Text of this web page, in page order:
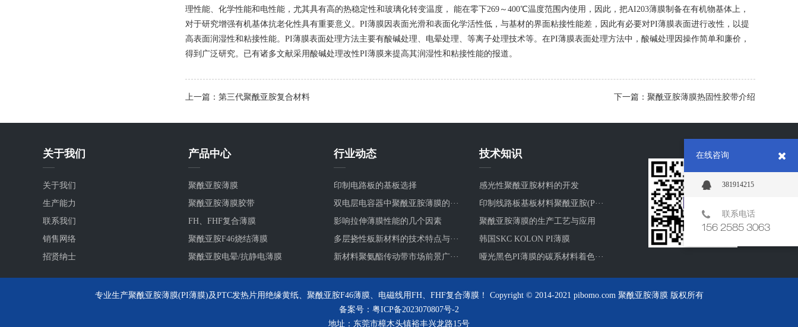
理性能、化学性能和电性能，尤其具有高的热稳定性和玻璃化转变温度， 能在零下269～400℃温度范围内使用，因此，把AI203薄膜制备在有机物基体上，
对于研究增强有机基体抗老化性具有重要意义。PI薄膜因表面光滑和表面化学活性低，与基材的界面粘接性能差，因此有必要对PI薄膜表面进行改性，以提
高表面润湿性和粘接性能。PI薄膜表面处理方法主要有酸碱处理、电晕处理、等离子处理技术等。在PI薄膜表面处理方法中，酸碱处理因操作简单和廉价，
得到广泛研究。已有诸多文献采用酸碱处理改性PI薄膜来提高其润湿性和粘接性能的报道。
上一篇：第三代聚酰亚胺复合材料 下一篇：聚酰亚胺薄膜热固性胶带介绍
关于我们
关于我们
生产能力
联系我们
销售网络
招贤纳士
产品中心
聚酰亚胺薄膜
聚酰亚胺薄膜胶带
FH、FHF复合薄膜
聚酰亚胺F46烧结薄膜
聚酰亚胺电晕/抗静电薄膜
行业动态
印制电路板的基板选择
双电层电容器中聚酰亚胺薄膜的···
影响拉伸薄膜性能的几个因素
多层挠性板新材料的技术特点与···
新材料聚氨酯传动带市场前景广···
技术知识
感光性聚酰亚胺材料的开发
印制线路板基板材料聚酰亚胺(P···
聚酰亚胺薄膜的生产工艺与应用
韩国SKC KOLON PI薄膜
哑光黑色PI薄膜的碳系材料着色···
专业生产聚酰亚胺薄膜(PI薄膜)及PTC发热片用绝缘黄纸、聚酰亚胺F46薄膜、电磁线用FH、FHF复合薄膜！ Copyright © 2014-2021 pibomo.com 聚酰亚胺薄膜 版权所有
备案号： 粤ICP备2023070807号-2
地址：东莞市樟木头镇裕丰兴龙路15号
在线咨询
381914215
联系电话
156 2585 3063